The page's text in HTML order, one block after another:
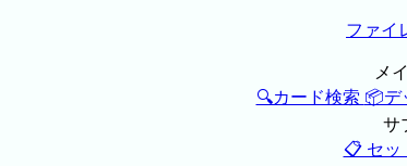
ファイ
メ
🔍カード検索 📦デ
サ
📋 セッ